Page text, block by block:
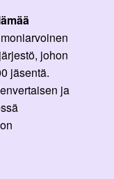
johon
jäsentä.
ja